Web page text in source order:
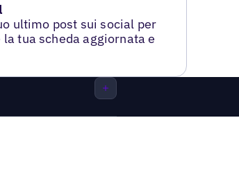
ultimo post sui social per
tua scheda aggiornata e